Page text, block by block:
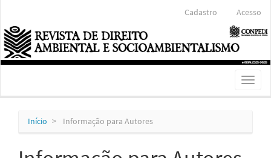
Conteúdo
principal
Barra
Lateral
Cadastro Acesso
Toggle
Início Informação para Autores